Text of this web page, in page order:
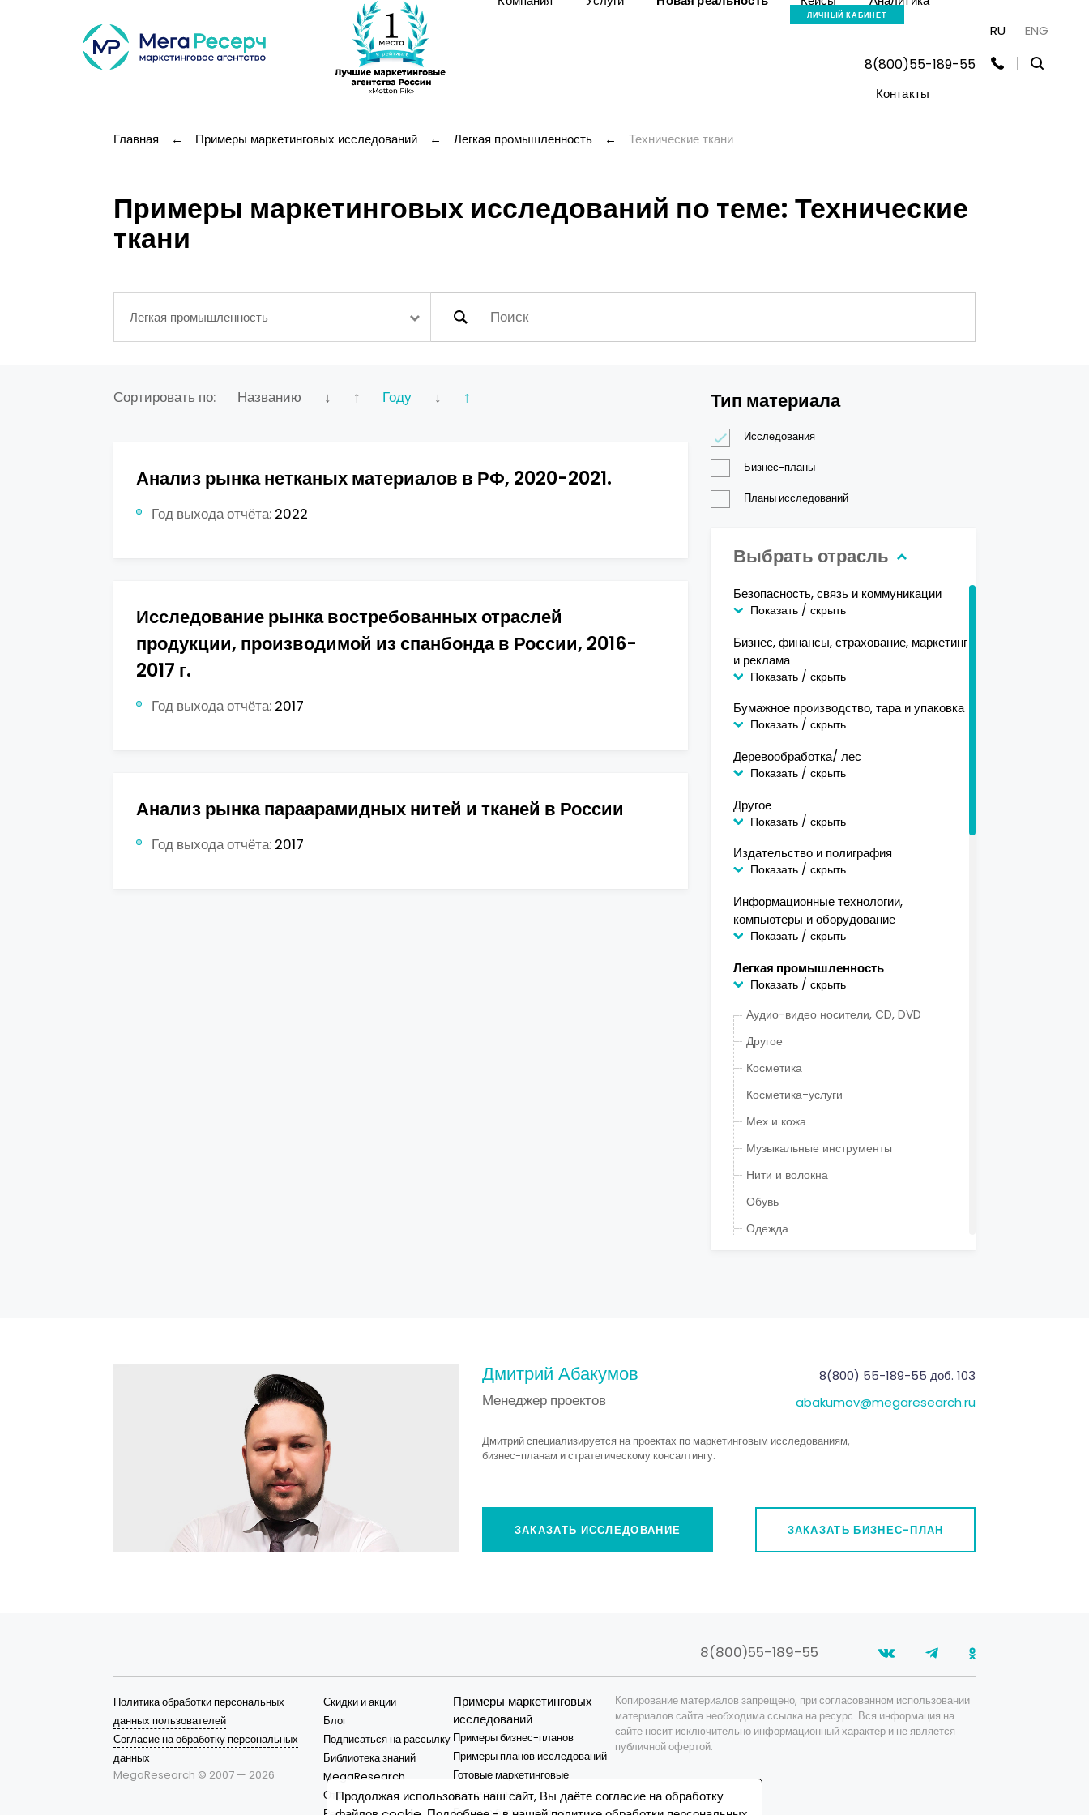
ЛИЧНЫЙ КАБИНЕТ
Контакты
RU ENG
8(800)55-189-55
Главная ← Примеры маркетинговых исследований ← Легкая промышленность ← Технические ткани
Примеры маркетинговых исследований по теме: Технические
ткани
Легкая промышленность
Сортировать по: Названию ↓ ↑ Году ↓ ↑
Анализ рынка нетканых материалов в РФ, 2020-2021.
Год выхода отчёта: 2022
Исследование рынка востребованных отраслей
продукции, производимой из спанбонда в России, 2016-
2017 г.
Год выхода отчёта: 2017
Анализ рынка параарамидных нитей и тканей в России
Год выхода отчёта: 2017
Тип материала
Исследования
Бизнес-планы
Планы исследований
Выбрать отрасль
Безопасность, связь и коммуникации
Показать / скрыть
Бизнес, финансы, страхование, маркетинг
и реклама
Показать / скрыть
Бумажное производство, тара и упаковка
Показать / скрыть
Деревообработка/ лес
Показать / скрыть
Другое
Показать / скрыть
Издательство и полиграфия
Показать / скрыть
Информационные технологии,
компьютеры и оборудование
Показать / скрыть
Легкая промышленность
Показать / скрыть
Аудио-видео носители, CD, DVD
Другое
Косметика
Косметика-услуги
Мех и кожа
Музыкальные инструменты
Нити и волокна
Обувь
Одежда
Украшения и ювелирные изделия
Показать / скрыть
Недвижимость, строительство и
архитектура
Показать / скрыть
Офис/ дом
Перевозки/ логистика/ таможня
Дмитрий Абакумов
Менеджер проектов
8(800) 55-189-55 доб. 103
abakumov@megaresearch.ru
Дмитрий специализируется на проектах по маркетинговым исследованиям,
бизнес-планам и стратегическому консалтингу.
ЗАКАЗАТЬ ИССЛЕДОВАНИЕ ЗАКАЗАТЬ БИЗНЕС-ПЛАН
8(800)55-189-55
Политика обработки персональных
данных пользователей
Согласие на обработку персональных
данных
MegaResearch © 2007 — 2026
Скидки и акции
Блог
Подписаться на рассылку
Библиотека знаний
MegaResearch
Отрасли
Примеры маркетинговых
исследований
Примеры бизнес-планов
Примеры планов исследований
Готовые маркетинговые
исследования
Готовые бизнес-планы
Копирование материалов запрещено, при согласованном использовании
материалов сайта необходима ссылка на ресурс. Вся информация на
сайте носит исключительно информационный характер и не является
публичной офертой.
Продолжая использовать наш сайт, Вы даёте согласие на обработку